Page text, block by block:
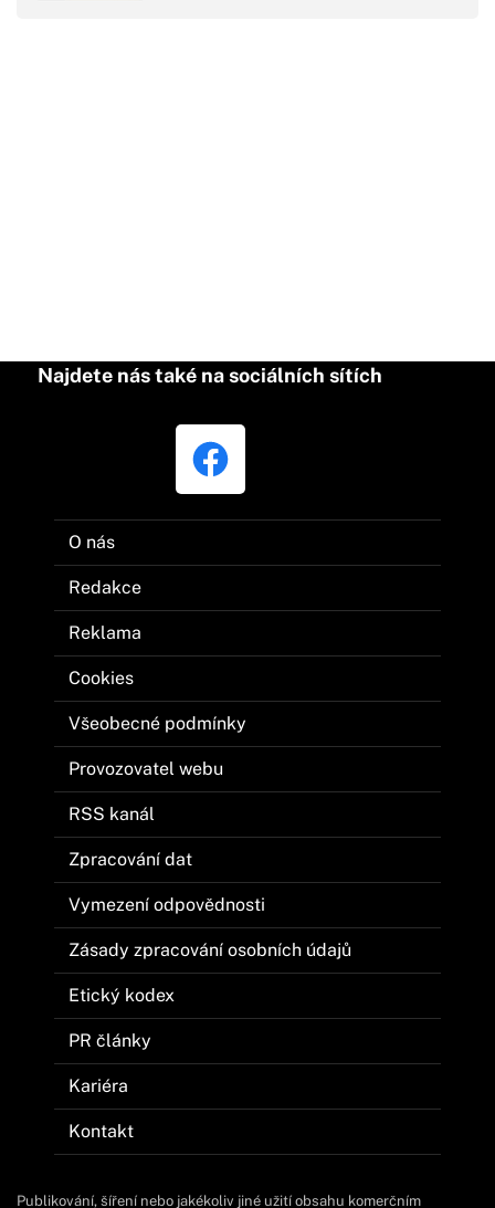
Najdete nás také na sociálních sítích
O nás
Redakce
Reklama
Cookies
Všeobecné podmínky
Provozovatel webu
RSS kanál
Zpracování dat
Vymezení odpovědnosti
Zásady zpracování osobních údajů
Etický kodex
PR články
Kariéra
Kontakt
Publikování, šíření nebo jakékoliv jiné užití obsahu komerčním